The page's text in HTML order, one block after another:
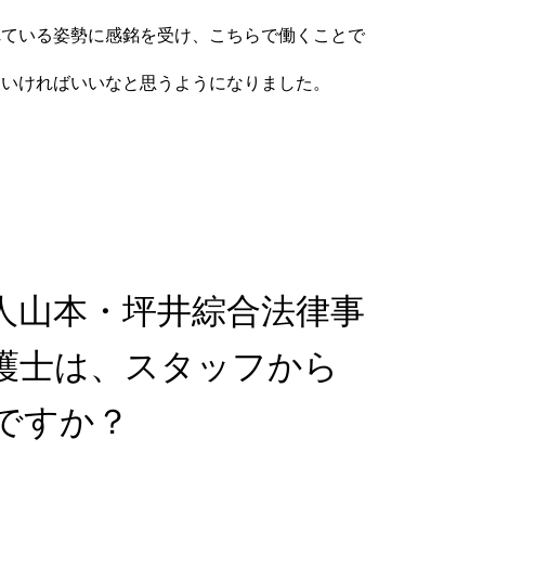
いる姿勢に感銘を受け、こちらで働くことで
ければいいなと思うようになりました。
山本・坪井綜合法律事
士は、スタッフから
すか？